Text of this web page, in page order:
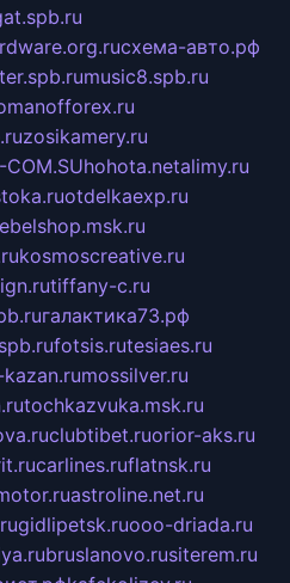
схема-авто.рф
music8.spb.ru
zosikamery.ru
COM.SUhohota.netalimy.ru
otdelkaexp.ru
kosmoscreative.ru
tiffany-c.ru
галактика73.рф
fotsis.rutesiaes.ru
mossilver.ru
tochkazvuka.msk.ru
clubtibet.ruorior-aks.ru
carlines.ruflatnsk.ru
astroline.net.ru
gidlipetsk.ruooo-driada.ru
bruslanovo.rusiterem.ru